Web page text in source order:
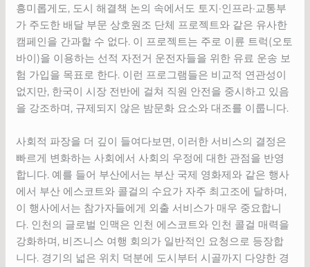
흥미롭게도, 도시 해결책 논의 속에서도 토지·인프라·교통부
가 주도한 배달 부문 상호원조 단체 프로젝트와 같은 유사한
캠페인을 간과할 수 없다. 이 프로젝트는 주로 이륜 트럭(오토
바이)을 이용하는 선적 자전거 운전자들을 위한 유료 운송 보
험 가입을 목표로 한다. 이런 프로그램들은 비교적 연관성이
없지만, 한국이 시장 전반에 걸쳐 직원 안전을 중시하고 있음
을 강조하며, 규제되지 않은 밤문화 요소와 대조를 이룹니다.
사회적 파장을 더 깊이 들여다보면, 이러한 서비스의 결정은
빠르게 변화하는 사회에서 사회의 우정에 대한 관점을 반영
합니다. 예를 들어 부산에서는 부산 국제 영화제와 같은 행사
에서 부산 에스코트와 콜걸의 수요가 자주 최고조에 달하며,
이 행사에서는 참가자들에게 외출 서비스가 매우 중요합니
다. 인천의 글로벌 인맥은 인천 에스코트와 인천 콜걸 매력을
강화하며, 비즈니스 여행 회의가 일반적인 요청으로 등장합
니다. 경기의 넓은 위치 덕분에 도시부터 시골까지 다양한 경